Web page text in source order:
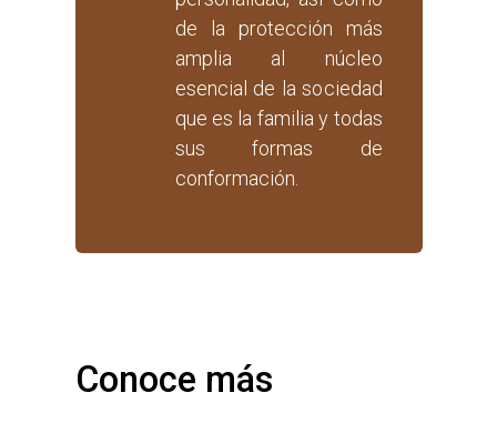
de la protección más
amplia al núcleo
esencial de la sociedad
que es la familia y todas
sus formas de
conformación.
Conoce más